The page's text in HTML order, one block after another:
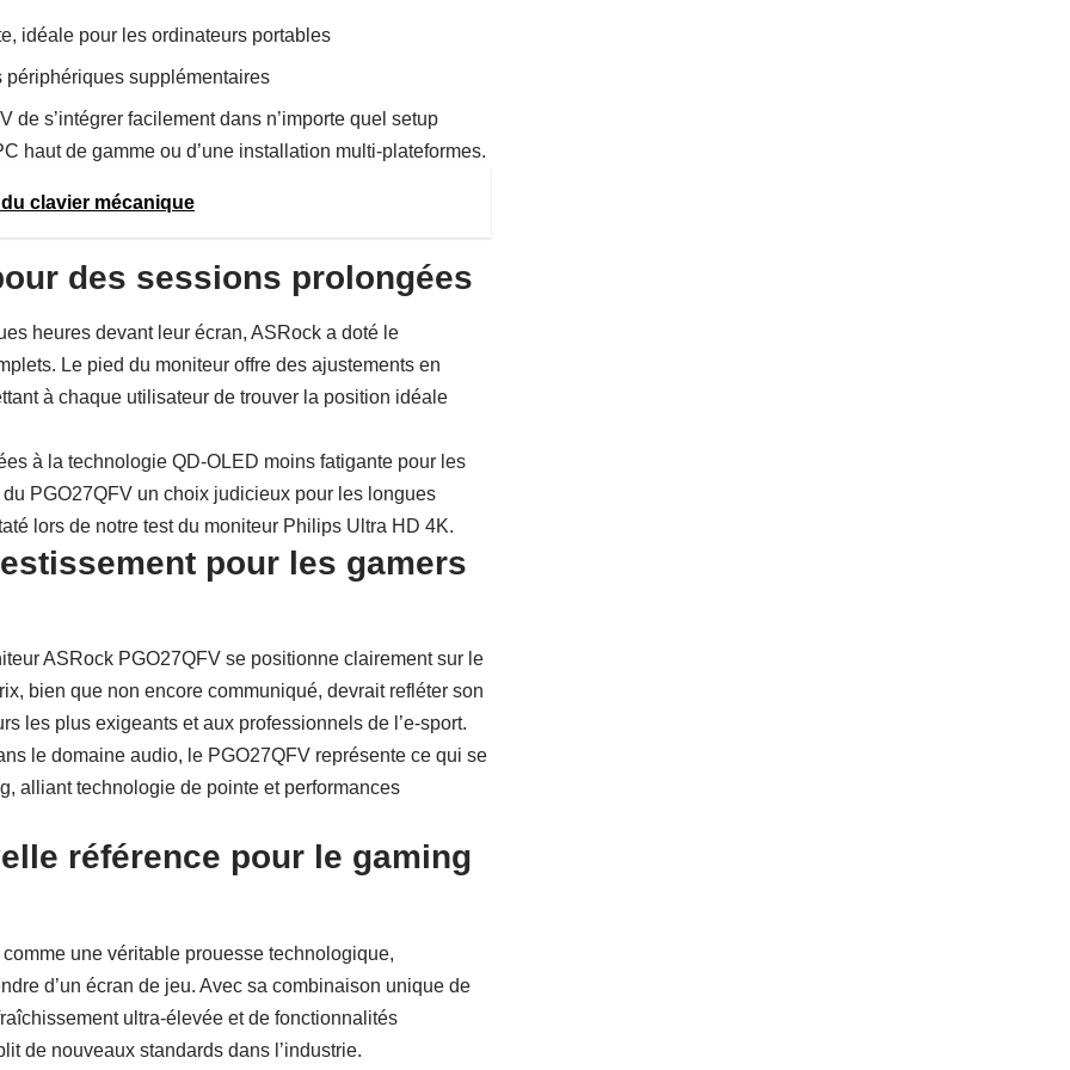
idéale pour les ordinateurs portables
supplémentaires
de s’intégrer facilement dans n’importe quel setup
haut de gamme ou d’une installation multi-plateformes.
clavier mécanique
des sessions prolongées
heures devant leur écran, ASRock a doté le
Le pied du moniteur offre des ajustements en
à chaque utilisateur de trouver la position idéale
à la technologie QD-OLED moins fatigante pour les
PGO27QFV un choix judicieux pour les longues
lors de notre test du moniteur Philips Ultra HD 4K.
pour les gamers
ASRock PGO27QFV se positionne clairement sur le
bien que non encore communiqué, devrait refléter son
les plus exigeants et aux professionnels de l’e-sport.
le domaine audio, le PGO27QFV représente ce qui se
alliant technologie de pointe et performances
référence pour le gaming
une véritable prouesse technologique,
d’un écran de jeu. Avec sa combinaison unique de
ultra-élevée et de fonctionnalités
de nouveaux standards dans l’industrie.